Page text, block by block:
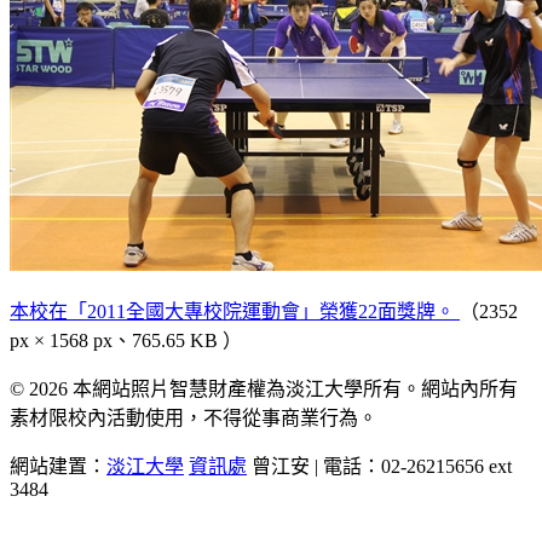
本校在「2011全國大專校院運動會」榮獲22面獎牌。
（2352
px × 1568 px、765.65 KB ）
© 2026 本網站照片智慧財產權為淡江大學所有。網站內所有
素材限校內活動使用，不得從事商業行為。
網站建置： 淡江大學 資訊處 曾江安 | 電話：02-26215656 ext
3484